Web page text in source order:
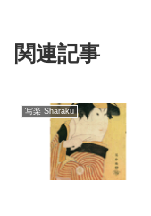
関連記事
写楽 Sharaku